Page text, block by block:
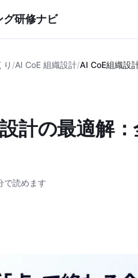
グ研修ナビ
り /AI CoE 組織設計/AI CoE組織設
計の最適解
で読めます